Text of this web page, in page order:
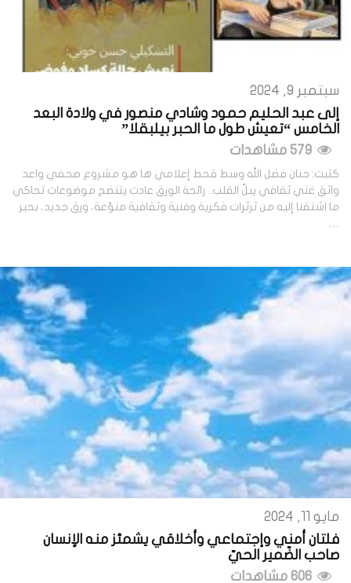
سبتمبر 9, 2024
إلى عبد الحليم حمود وشادي منصور في ولادة البعد
الخامس “تعيش طول ما الحبر بيلبقلا”
كتبت: حنان فضل الله وسط قحط إعلامي ها هو مشروع صحفي واعد
واثق غني ثقافي يبلّ القلب.. رائحة الورق عادت يتنضح موضوعات تحاكي
ما اشتقنا إليه من ثرثرات فكرية وفنية وثقافية منوّعة، ورق جديد، بحبر
…
مايو 11, 2024
فلتان أمني وإجتماعي وأخلاقي يشمئز منه الإنسان
صاحب الضّمير الحيّ